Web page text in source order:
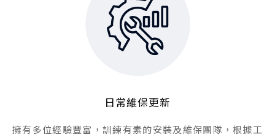
日常維保更新
擁有多位經驗豐富，訓練有素的安裝及維保團隊，根據工